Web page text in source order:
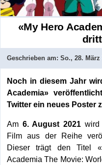
«My Hero
Geschrieben am: So., 28. März
Noch in diesem Jahr
Academia»
Twitter ein neues Poster
Am 6. August 2021 wird
Film aus der Reihe
Dieser trägt den Titel
Academia The Movie: